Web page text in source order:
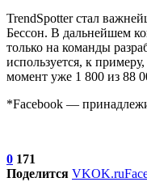
TrendSpotter стал
Бессон. В дальнейшем
только на команды
используется, к
момент уже 1 800 из 88
*Facebook —
0 171
Поделится VKOK.ru